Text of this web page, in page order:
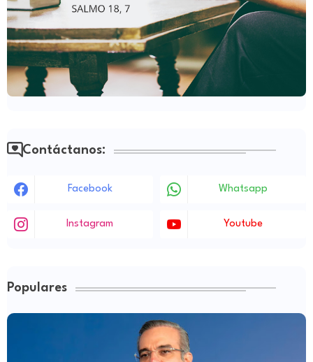
Contáctanos:
Facebook Whatsapp
Instagram Youtube
Populares